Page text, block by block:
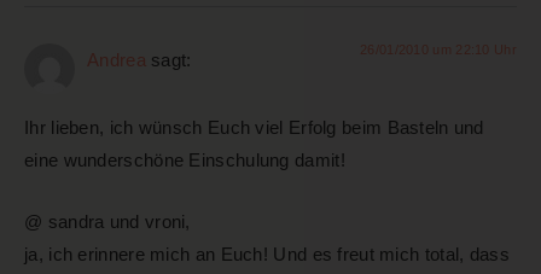
Andrea sagt: 26/01/2010 um 22:10 Uhr
Ihr lieben, ich wünsch Euch viel Erfolg beim Basteln und
eine wunderschöne Einschulung damit!
@ sandra und vroni,
ja, ich erinnere mich an Euch! Und es freut mich total, dass